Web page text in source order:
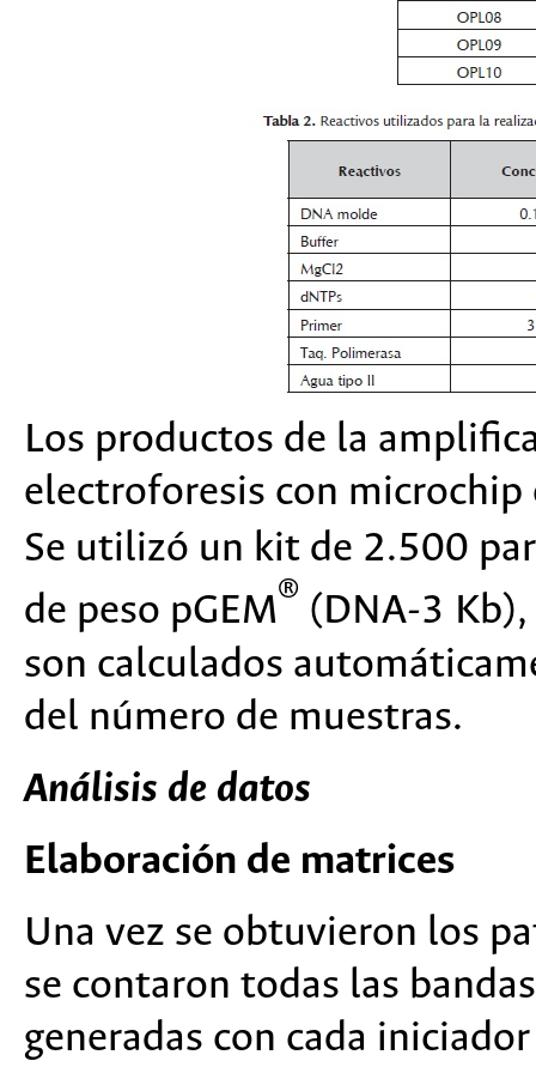
Los productos de la
electroforesis con
Se utilizó un kit de 2.500
de peso pGEM® (DNA-3
son calculados
del número de muestras.
Análisis de datos
Elaboración de matrices
Una vez se obtuvieron los
se contaron todas las
generadas con cada